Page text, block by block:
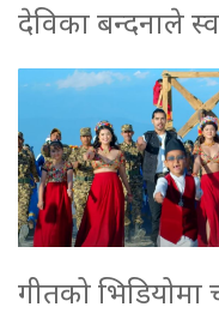
देविका बन्दनाले
गीतको भिडियोमा